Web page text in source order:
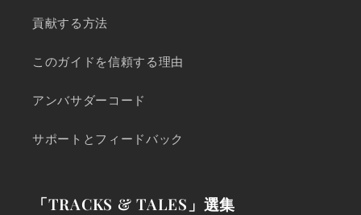
貢献する方法
このガイドを信頼する理由
アンバサダーコード
サポートとフィードバック
「TRACKS & TALES」選集